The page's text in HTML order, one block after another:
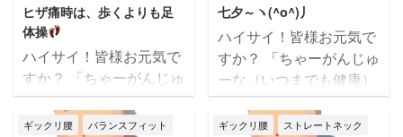
養・睡眠をしっかり摂っ
て、適度な運動も頑張り
ましょうね（私が一番が
んばります） 本日のテ
ーマは【夜間頻尿を減ら
す】です
夜中睡眠中
れ気味(>_<) 皆様も熱中
症にならないように、十
分な対策と休息をとって
下さいね(; ･`д･´) 本日の
テーマは【放置すると危
険な腰痛サイン
】です
肩こり 腰痛 膝 膝痛
自律神経 自律神経失調症
身体不調 辛い 那覇市 頭痛
ヒザ痛時は、歩くよりも足
体操
ハイサイ！皆様お元気で
すか？ 「ちゃーがんじゅ
ーな（いつまでも健康）
人生を！」 筋膜整体バラ
肩こり 肩甲骨
膝痛 自律神経 身体不調
辛い 那覇市 頭痛 顎関節症
首こり
七夕～ヽ(^o^)丿
ハイサイ！皆様お元気で
すか？ 「ちゃーがんじゅ
ーな（いつまでも健康）
人生を！」 筋膜整体バラ
ンスフィットの大城です
ギックリ腰 バランスフィット ギックリ腰 ストレートネック